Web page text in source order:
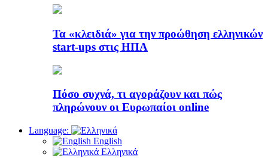
Τα «κλειδιά» για την προώθηση ελληνικών
start-ups στις ΗΠΑ
Πόσο συχνά, τι αγοράζουν και πώς
πληρώνουν οι Ευρωπαίοι online
Language:
English
Ελληνικά